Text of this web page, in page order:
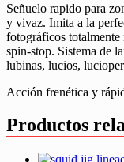
Señuelo rapido para
y vivaz. Imita a la
fotográficos totalmente
spin-stop. Sistema de
lubinas, lucios,
Acción frenética y
Productos